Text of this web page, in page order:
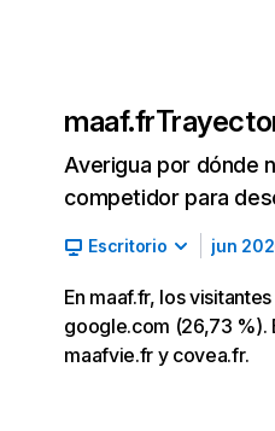
maaf.fr
Averigua por dónde
competidor para
Escritorio jun
En maaf.fr, los
google.com (26,73 %).
maafvie.fr y covea.fr.